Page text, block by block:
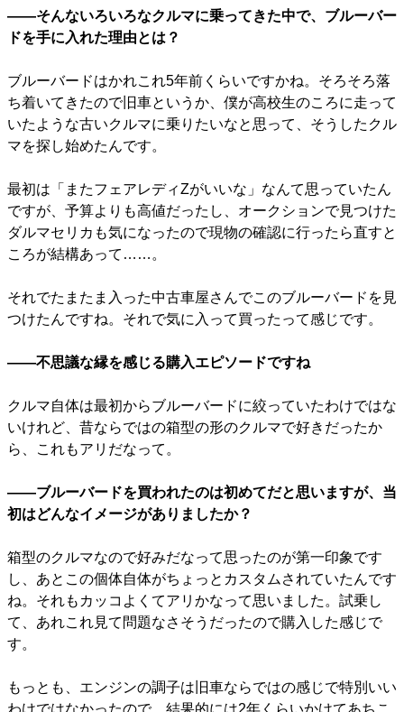
――そんないろいろなクルマに乗ってきた中で、ブルーバー
ドを手に入れた理由とは？
ブルーバードはかれこれ5年前くらいですかね。そろそろ落
ち着いてきたので旧車というか、僕が高校生のころに走って
いたような古いクルマに乗りたいなと思って、そうしたクル
マを探し始めたんです。
最初は「またフェアレディZがいいな」なんて思っていたん
ですが、予算よりも高値だったし、オークションで見つけた
ダルマセリカも気になったので現物の確認に行ったら直すと
ころが結構あって……。
それでたまたま入った中古車屋さんでこのブルーバードを見
つけたんですね。それで気に入って買ったって感じです。
――不思議な縁を感じる購入エピソードですね
クルマ自体は最初からブルーバードに絞っていたわけではな
いけれど、昔ならではの箱型の形のクルマで好きだったか
ら、これもアリだなって。
――ブルーバードを買われたのは初めてだと思いますが、当
初はどんなイメージがありましたか？
箱型のクルマなので好みだなって思ったのが第一印象です
し、あとこの個体自体がちょっとカスタムされていたんです
ね。それもカッコよくてアリかなって思いました。試乗し
て、あれこれ見て問題なさそうだったので購入した感じで
す。
もっとも、エンジンの調子は旧車ならではの感じで特別いい
わけではなかったので、結果的には2年くらいかけてあちこ